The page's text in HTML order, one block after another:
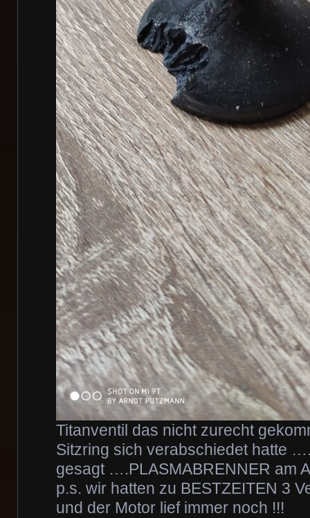
Titanventil das nicht zurecht
Sitzring sich verabschiedet hatte
gesagt ….PLASMABRENNER am
p.s. wir hatten zu BESTZEITEN 3
und der Motor lief immer noch !!!